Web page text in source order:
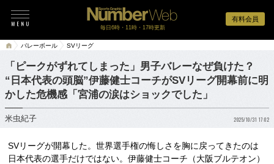
有料会員
毎日6時・11時・17時更新
バレーボール SVリーグ
「ピークがずれてしまった」男子バレーなぜ負けた？
“日本代表の頭脳”伊藤健士コーチがSVリーグ開幕前に明
かした危機感「宮浦の涙はショックでした」
米虫紀子 2025/10/31 17:02
SVリーグが開幕した。世界選手権の悔しさを胸に戻ってきたのは
日本代表の選手だけではない。伊藤健士コーチ（大阪ブルテオン）